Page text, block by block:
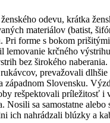
odevu, krátka
materiálov (batist,
Pri forme s bokom
krčného
bez širokého
prevažovali
západnom Slovensku.
rešpektovali príležitosť
Nosili sa samostatne
ich nahrádzali blúzky a